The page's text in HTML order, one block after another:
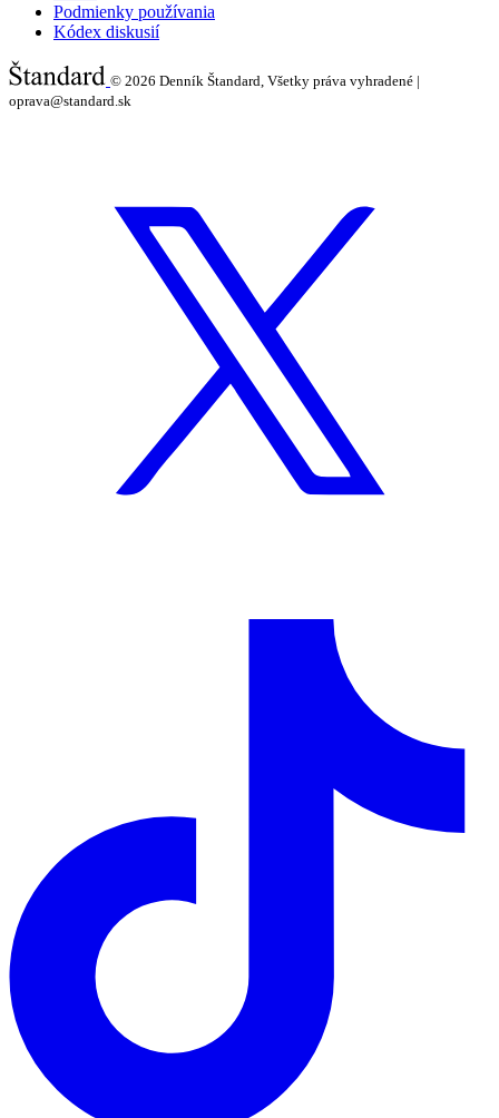
Podmienky používania
Kódex diskusií
© 2026 Denník Štandard, Všetky práva vyhradené |
oprava@standard.sk